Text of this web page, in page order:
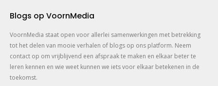
Blogs op VoornMedia
VoornMedia staat open voor allerlei samenwerkingen met betrekking
tot het delen van mooie verhalen of blogs op ons platform. Neem
contact op om vrijblijvend een afspraak te maken en elkaar beter te
leren kennen en wie weet kunnen we iets voor elkaar betekenen in de
toekomst.